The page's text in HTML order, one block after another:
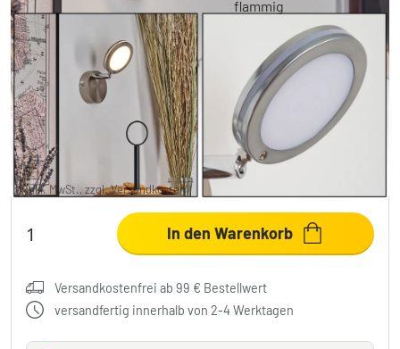
Sarnadinha Wandleuchte LED Nickel-Matt,
1-flammig
-25% 29,99 €
Sie sparen UVP:39,99 €
inkl. MwSt., zzgl.Versandkosten
In den Warenkorb
Versandkostenfrei ab 99 € Bestellwert
versandfertig innerhalb von 2-4 Werktagen